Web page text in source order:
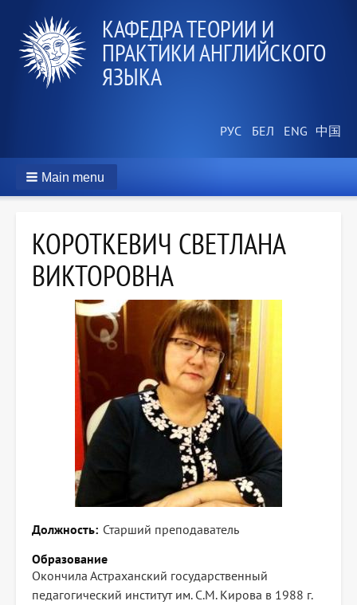
КАФЕДРА ТЕОРИИ И
ПРАКТИКИ АНГЛИЙСКОГО
ЯЗЫКА
Main menu
КОРОТКЕВИЧ СВЕТЛАНА
ВИКТОРОВНА
Должность Старший преподаватель
Образование
Окончила Астраханский государственный
педагогический институт им. С.М. Кирова в 1988 г.